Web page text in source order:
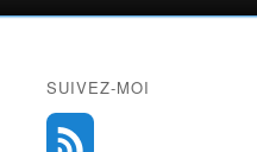
SUIVEZ-MOI